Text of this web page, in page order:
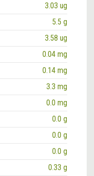
3.03 ug
5.5 g
3.58 ug
0.04 mg
0.14 mg
3.3 mg
0.0 mg
0.0 g
0.0 g
0.0 g
0.33 g